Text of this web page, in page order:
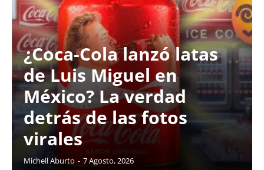
¿Coca-Cola lanzó latas
de Luis Miguel en
México? La verdad
detrás de las fotos
virales
Michell Aburto - 7 Agosto, 2026